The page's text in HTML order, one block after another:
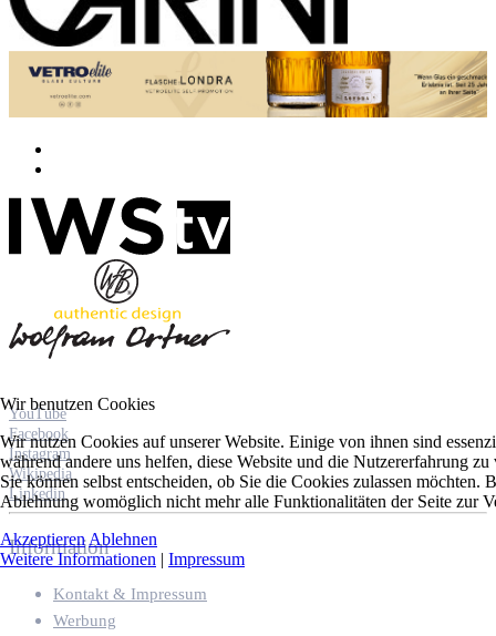
YouTube
Facebook
Instagram
Wikipedia
Linkedin
Information
Kontakt & Impressum
Werbung
Wir benutzen Cookies
Wir nutzen Cookies auf unserer Website. Einige von ihnen sind
während andere uns helfen, diese Website und die Nutzererfahrung
Sie können selbst entscheiden, ob Sie die Cookies zulassen möchten.
Ablehnung womöglich nicht mehr alle Funktionalitäten der Seite zur
Akzeptieren Ablehnen
Weitere Informationen | Impressum